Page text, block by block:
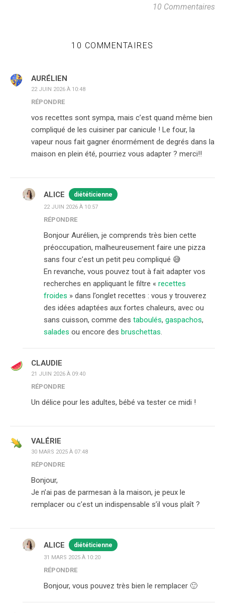
10 Commentaires
10 COMMENTAIRES
AURÉLIEN
22 JUIN 2026 À 10:48
RÉPONDRE
vos recettes sont sympa, mais c’est quand même bien
compliqué de les cuisiner par canicule ! Le four, la
vapeur nous fait gagner énormément de degrés dans la
maison en plein été, pourriez vous adapter ? merci!!
ALICE diététicienne
22 JUIN 2026 À 10:57
RÉPONDRE
Bonjour Aurélien, je comprends très bien cette
préoccupation, malheureusement faire une pizza
sans four c’est un petit peu compliqué 😅
En revanche, vous pouvez tout à fait adapter vos
recherches en appliquant le filtre « recettes
froides » dans l’onglet recettes : vous y trouverez
des idées adaptées aux fortes chaleurs, avec ou
sans cuisson, comme des taboulés, gaspachos,
salades ou encore des bruschettas.
CLAUDIE
21 JUIN 2026 À 09:40
RÉPONDRE
Un délice pour les adultes, bébé va tester ce midi !
VALÉRIE
30 MARS 2025 À 07:48
RÉPONDRE
Bonjour,
Je n’ai pas de parmesan à la maison, je peux le
remplacer ou c’est un indispensable s’il vous plaît ?
ALICE diététicienne
31 MARS 2025 À 10:20
RÉPONDRE
Bonjour, vous pouvez très bien le remplacer 🙂